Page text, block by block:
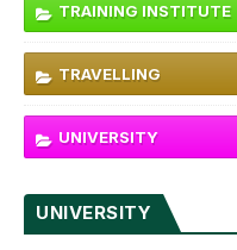
TRAINING INSTITUTE
TRAVELLING
UNIVERSITY
UNIVERSITY